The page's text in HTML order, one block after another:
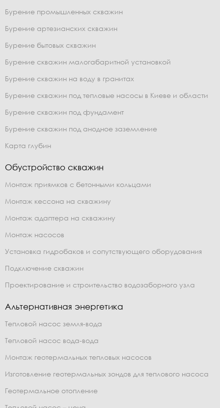
Бурение промышленных скважин
Бурение артезианских скважин
Бурение бытовых скважин
Бурение скважин малогабаритной установкой
Бурение скважин на воду в гранитах
Бурение скважин под тепловые насосы в Киеве и области
Бурение скважин под фундамент
Бурение скважин под анодное заземление
Карта глубин
Обустройство скважин
Монтаж приямков с бетонными кольцами
Монтаж кессона на скважину
Монтаж адаптера на скважину
Монтаж насосов
Установка гидробаков и сопутствующего оборудования
Подключение скважин
Проектирование и строительство водозаборного узла
Альтернативная энергетика
Тепловой насос земля-вода
Тепловой насос вода-вода
Монтаж геотермальных тепловых насосов
Изготовление геотермальных зондов для теплового насоса
Геотермальное отопление